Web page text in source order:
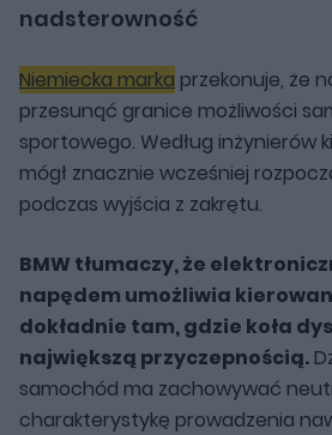
nadsterowność
Niemiecka marka przekonuje, że
przesunąć granice możliwości
sportowego. Według inżynierów
mógł znacznie wcześniej
podczas wyjścia z zakrętu.
BMW tłumaczy, że
napędem umożliwia
dokładnie tam, gdzie koła
największą przyczepnością.
samochód ma zachowywać
charakterystykę prowadzenia